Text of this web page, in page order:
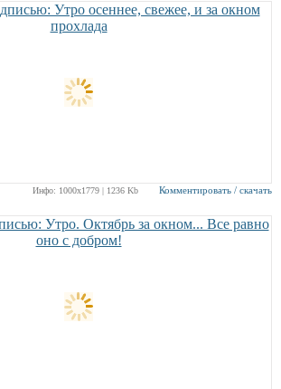
Инфо: 1000х1779 | 1236 Kb Комментировать / скачать